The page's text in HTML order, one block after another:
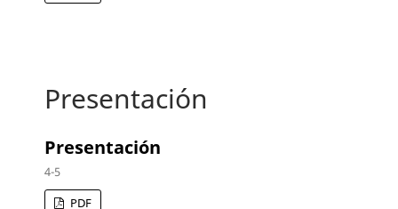
Presentación
Presentación
4-5
PDF